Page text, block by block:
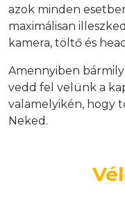
azok minden
maximálisan
kamera, töltő és
Amennyiben
vedd fel velünk a
valamelyikén, hogy
Neked.